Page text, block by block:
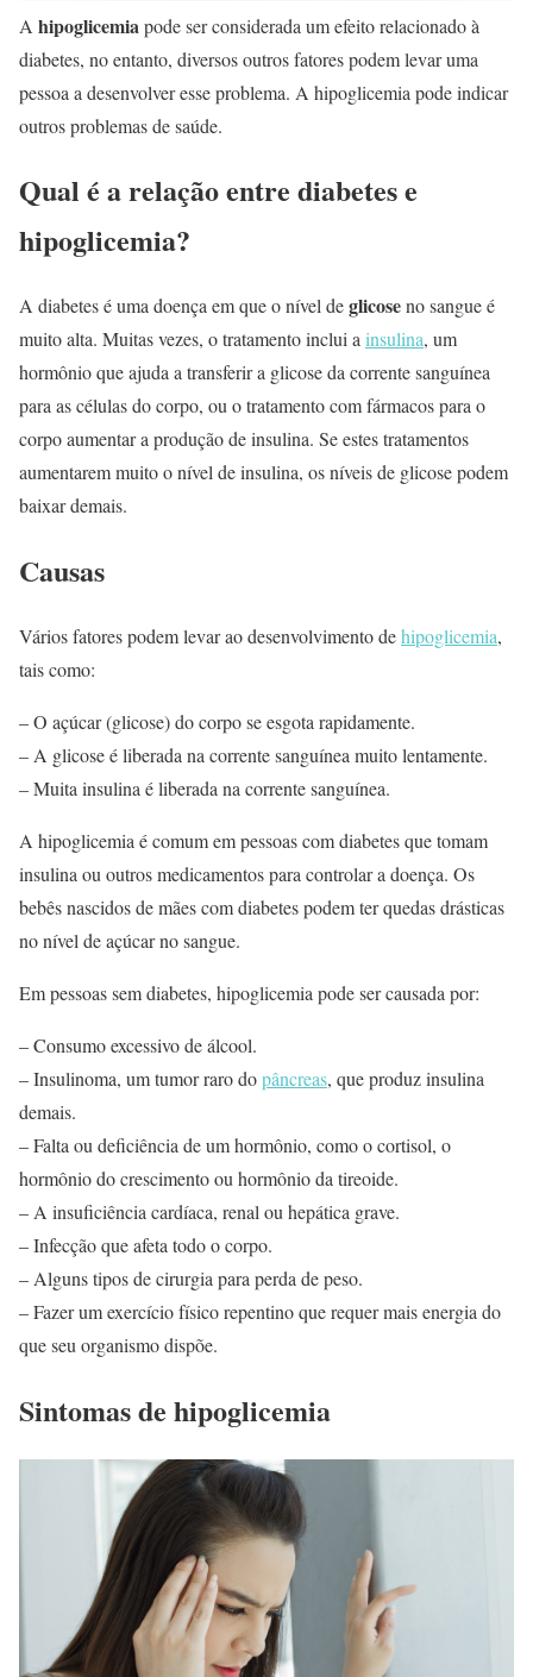
A hipoglicemia pode ser considerada um efeito relacionado à
diabetes, no entanto, diversos outros fatores podem levar uma
pessoa a desenvolver esse problema. A hipoglicemia pode indicar
outros problemas de saúde.
Qual é a relação entre diabetes e
hipoglicemia?
A diabetes é uma doença em que o nível deglicoseno sangue é
muito alta. Muitas vezes, o tratamento inclui ainsulina, um
hormônio que ajuda a transferir a glicose da corrente sanguínea
para as células do corpo, ou o tratamento com fármacos para o
corpo aumentar a produção de insulina. Se estes tratamentos
aumentarem muito o nível de insulina, os níveis de glicose podem
baixar demais.
Causas
Vários fatores podem levar ao desenvolvimento dehipoglicemia,
tais como:
– O açúcar (glicose) do corpo se esgota rapidamente.
– A glicose é liberada na corrente sanguínea muito lentamente.
– Muita insulina é liberada na corrente sanguínea.
A hipoglicemia é comum em pessoas com diabetes que tomam
insulina ou outros medicamentos para controlar a doença. Os
bebês nascidos de mães com diabetes podem ter quedas drásticas
no nível de açúcar no sangue.
Em pessoas sem diabetes, hipoglicemia pode ser causada por:
– Consumo excessivo de álcool.
– Insulinoma, um tumor raro dopâncreas, que produz insulina
demais.
– Falta ou deficiência de um hormônio, como o cortisol, o
hormônio do crescimento ou hormônio da tireoide.
– A insuficiência cardíaca, renal ou hepática grave.
– Infecção que afeta todo o corpo.
– Alguns tipos de cirurgia para perda de peso.
– Fazer um exercício físico repentino que requer mais energia do
que seu organismo dispõe.
Sintomas de hipoglicemia